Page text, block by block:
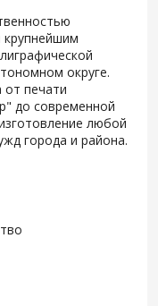
крупнейшим
округе.
от печати
до современной
любой
города и района.